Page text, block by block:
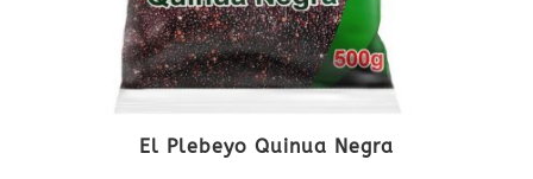
El Plebeyo Quinua Negra